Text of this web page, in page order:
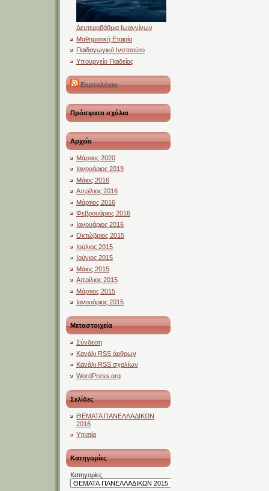
Δευτεροβάθμια Ιωαννίνων
Μαθηματική Εταιρία
Παιδαγωγικό Ινστιτούτο
Υπουργείο Παιδείας
Εορτολόγιο
Πρόσφατα σχόλια
Αρχείο
Μάρτιος 2020
Ιανουάριος 2019
Μάιος 2016
Απρίλιος 2016
Μάρτιος 2016
Φεβρουάριος 2016
Ιανουάριος 2016
Οκτώβριος 2015
Ιούλιος 2015
Ιούνιος 2015
Μάιος 2015
Απρίλιος 2015
Μάρτιος 2015
Ιανουάριος 2015
Μεταστοιχεία
Σύνδεση
Κανάλι RSS άρθρων
Κανάλι RSS σχολίων
WordPress.org
Σελίδες
ΘΕΜΑΤΑ ΠΑΝΕΛΛΑΔΙΚΩΝ
2016
Υπατία
Kατηγορίες
Kατηγορίες